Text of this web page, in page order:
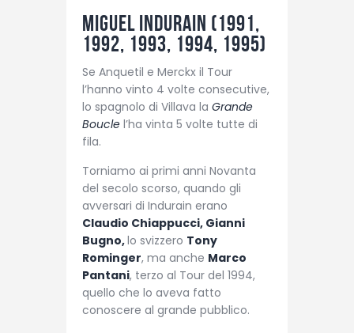
Miguel Indurain (1991,
1992, 1993, 1994, 1995)
Se Anquetil e Merckx il Tour
l’hanno vinto 4 volte consecutive,
lo spagnolo di Villava la Grande
Boucle l’ha vinta 5 volte tutte di
fila.
Torniamo ai primi anni Novanta
del secolo scorso, quando gli
avversari di Indurain erano
Claudio Chiappucci, Gianni
Bugno,lo svizzero Tony
Rominger, ma anche Marco
Pantani, terzo al Tour del 1994,
quello che lo aveva fatto
conoscere al grande pubblico.